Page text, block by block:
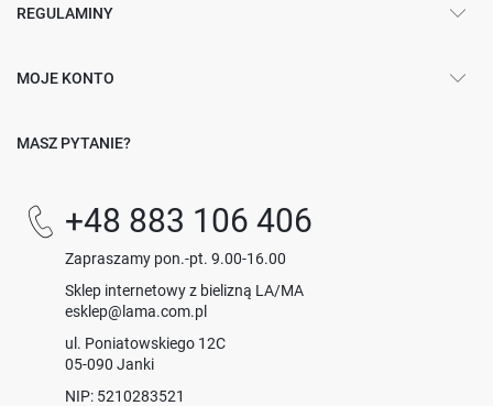
REGULAMINY
MOJE KONTO
MASZ PYTANIE?
+48 883 106 406
Zapraszamy pon.-pt. 9.00-16.00
Sklep internetowy z bielizną LA/MA
esklep@lama.com.pl
ul. Poniatowskiego 12C
05-090 Janki
NIP: 5210283521